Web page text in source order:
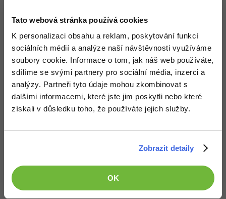
Tato webová stránka používá cookies
K personalizaci obsahu a reklam, poskytování funkcí
sociálních médií a analýze naší návštěvnosti využíváme
soubory cookie. Informace o tom, jak náš web používáte,
sdílíme se svými partnery pro sociální média, inzerci a
analýzy. Partneři tyto údaje mohou zkombinovat s
dalšími informacemi, které jste jim poskytli nebo které
získali v důsledku toho, že používáte jejich služby.
Zobrazit detaily
OK
skúšaj kombinácie rôznych štýlov, hraj sa s tým a uvidíš, že ťa to
Nahoru Odpovědět +1
boss_svk: 7.1.2014 16:05
napadlo ma to učiť sa technikou pokus - omyl
mal tak len sa pustiť do toho...
7.1.2014 19:59
ešte jedna vec nepzonate nejaku dobru knihu vo formate pdf voľne
stiahnuteľnu o html a css mam cestou do školy a v škole dosť času
takže by som ho chcel plnohodnotne využiť, skušal nejake knihy
ale je tam hroma omačok blbosti...